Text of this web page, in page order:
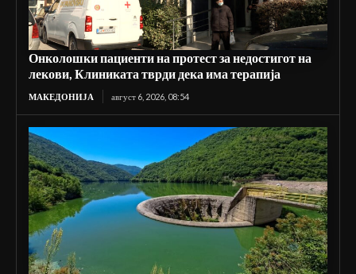
Онколошки пациенти на протест за недостигот на
лекови, Клиниката тврди дека има терапија
МАКЕДОНИЈА август 6, 2026, 08:54